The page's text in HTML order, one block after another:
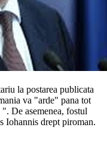
la postarea publicata
va "arde" pana tot
De asemenea, fostul
Iohannis drept piroman.